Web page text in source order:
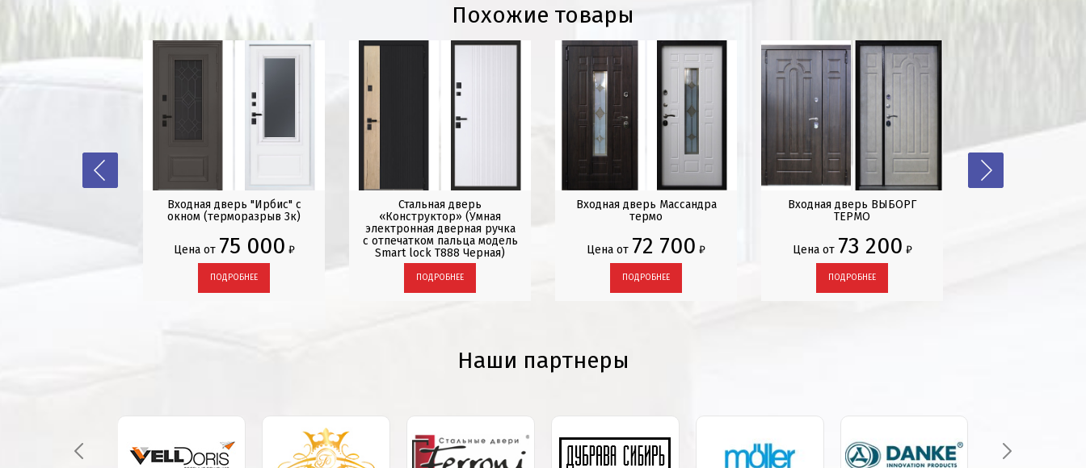
Похожие товары
70 600
Входная дверь "Ирбис" с
окном (терморазрыв 3к)
Цена от 75 000 ₽
ПОДРОБНЕЕ
Стальная дверь
«Конструктор» (Умная
электронная дверная ручка
с отпечатком пальца модель
Smart lock T888 Черная)
ПОДРОБНЕЕ
Входная дверь Массандра
термо
Цена от 72 700 ₽
ПОДРОБНЕЕ
Входная дверь ВЫБОРГ
ТЕРМО
Цена от 73 200 ₽
ПОДРОБНЕЕ
Наши партнеры